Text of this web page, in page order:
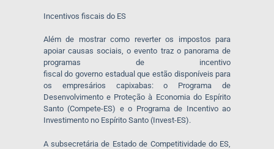
Incentivos fiscais do ES
Além de mostrar como reverter os impostos para
apoiar causas sociais, o evento traz o panorama de
programas de incentivo
fiscal do governo estadual que estão disponíveis para
os empresários capixabas: o Programa de
Desenvolvimento e Proteção à Economia do Espírito
Santo (Compete-ES) e o Programa de Incentivo ao
Investimento no Espírito Santo (Invest-ES).
A subsecretária de Estado de Competitividade do ES,